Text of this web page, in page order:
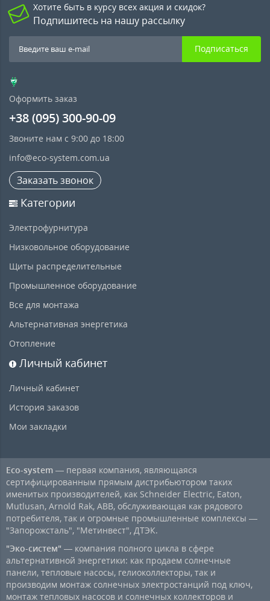
Хотите быть в курсу всех акция и скидок?
Подпишитесь на нашу рассылку
Подписаться
Оформить заказ
+38 (095) 300-90-09
Звоните нам с 9:00 до 18:00
info@eco-system.com.ua
Заказать звонок
Категории
Электрофурнитура
Низковольное оборудование
Щиты распределительные
Промышленное оборудование
Все для монтажа
Альтернативная энергетика
Отопление
Личный кабинет
Личный кабинет
История заказов
Мои закладки
Eco-system — первая компания, являющаяся
сертифицированным прямым дистрибьютором таких
именитых производителей, как Schneider Electric, Eaton,
Mutlusan, Arnold Rak, ABB, обслуживающая как рядового
потребителя, так и огромные промышленные комплексы —
"Запорожсталь", "Метинвест", ДТЭК.
"Эко-систем" — компания полного цикла в сфере
альтернативной энергетики: как продаем солнечные
панели, тепловые насосы, гелиоколлекторы, так и
производим монтаж солнечных электростанций под ключ,
монтаж тепловых насосов и солнечных коллекторов и